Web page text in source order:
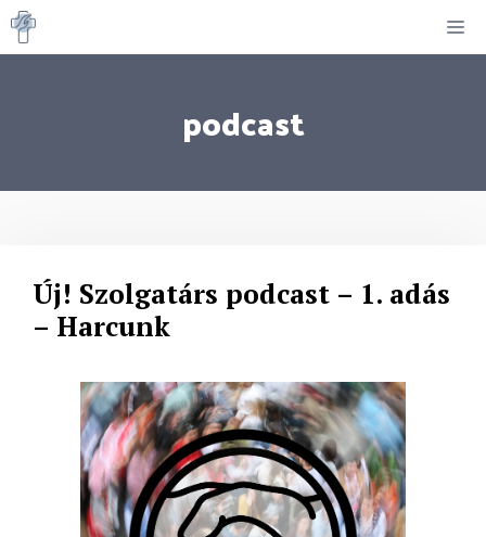
Kilépés
a
podcast
Új! Szolgatárs podcast – 1. adás
– Harcunk